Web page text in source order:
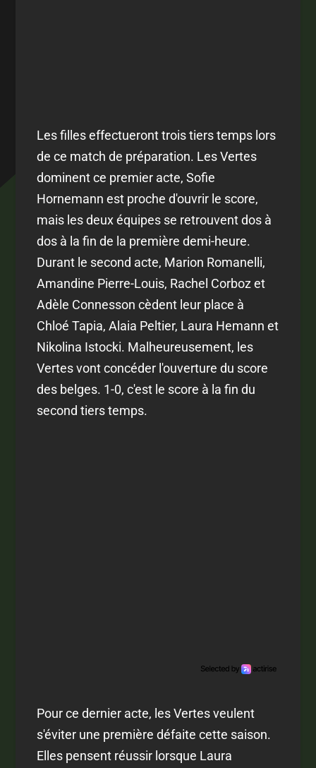
Les filles effectueront trois tiers temps lors
de ce match de préparation. Les Vertes
dominent ce premier acte, Sofie
Hornemann est proche d'ouvrir le score,
mais les deux équipes se retrouvent dos à
dos à la fin de la première demi-heure.
Durant le second acte, Marion Romanelli,
Amandine Pierre-Louis, Rachel Corboz et
Adèle Connesson cèdent leur place à
Chloé Tapia, Alaia Peltier, Laura Hemann et
Nikolina Istocki. Malheureusement, les
Vertes vont concéder l'ouverture du score
des belges. 1-0, c'est le score à la fin du
second tiers temps.
Pour ce dernier acte, les Vertes veulent
s'éviter une première défaite cette saison.
Elles pensent réussir lorsque Laura